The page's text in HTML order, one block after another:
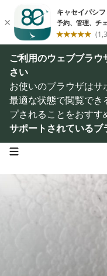
ご利用のウェブブラ
さい
お使いのブラウザはサ
最適な状態で閲覧でき
プされることをおすす
サポートされているブ
open navigation menu